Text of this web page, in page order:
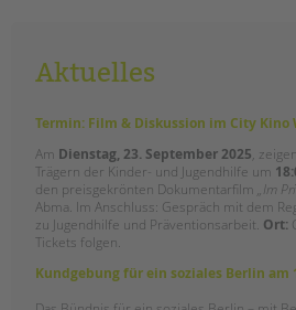
Aktuelles
Termin: Film & Diskussion im City Kino
Am Dienstag, 23. September 2025,
Trägern der Kinder- und Jugendhilfe um
den preisgekrönten Dokumentarfilm „Im
Abma. Im Anschluss: Gespräch mit dem
zu Jugendhilfe und Präventionsarbeit. Ort:
Tickets folgen.
Kundgebung für ein soziales Berlin am